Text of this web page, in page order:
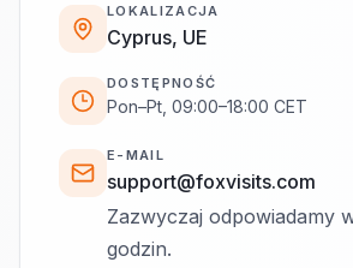
LOKALIZACJA
Cyprus, UE
DOSTĘPNOŚĆ
Pon–Pt, 09:00–18:00 CET
E-MAIL
support@foxvisits.com
Zazwyczaj odpowiadamy
godzin.